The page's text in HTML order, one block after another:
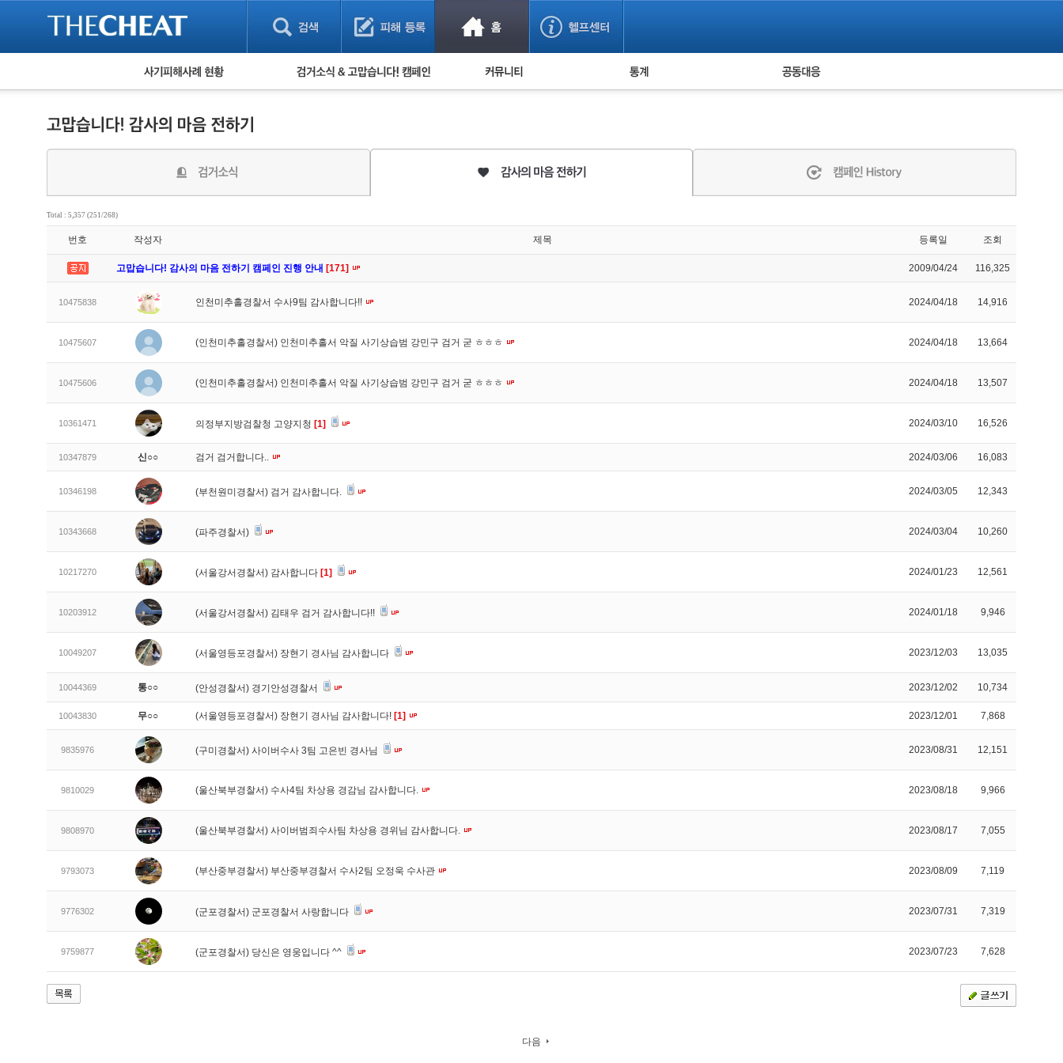
피해사례 현황
게임 · 비실물 피해사례
보이스피싱 피해사례
검거 소식 사기 예방했어요!
사기방지 아이디어
전문가 칼럼
누적 피해사례 통계 피해자 공동대응
Total : 5,357 (251/268)
번호 작성자 제목 등록일 조회
고맙습니다! 감사의 마음 전하기 캠페인 진행 안내 [171] 2009/04/24 116,325
10475838 인천미추홀경찰서 수사9팀 감사합니다!! 2024/04/18 14,916
10475607 (인천미추홀경찰서) 인천미추홀서 악질 사기상습범 강민구 검거 굳 ㅎㅎㅎ 2024/04/18 13,664
10475606 (인천미추홀경찰서) 인천미추홀서 악질 사기상습범 강민구 검거 굳 ㅎㅎㅎ 2024/04/18 13,507
10361471 의정부지방검찰청 고양지청 [1] 2024/03/10 16,526
10347879 신○○ 검거 검거합니다.. 2024/03/06 16,083
10346198 (부천원미경찰서) 검거 감사합니다. 2024/03/05 12,343
10343668 (파주경찰서) 2024/03/04 10,260
10217270 (서울강서경찰서) 감사합니다 [1] 2024/01/23 12,561
10203912 (서울강서경찰서) 김태우 검거 감사합니다!! 2024/01/18 9,946
10049207 (서울영등포경찰서) 장현기 경사님 감사합니다 2023/12/03 13,035
10044369 통○○ (안성경찰서) 경기안성경찰서 2023/12/02 10,734
10043830 무○○ (서울영등포경찰서) 장현기 경사님 감사합니다! [1] 2023/12/01 7,868
9835976 (구미경찰서) 사이버수사 3팀 고은빈 경사님 2023/08/31 12,151
9810029 (울산북부경찰서) 수사4팀 차상용 경감님 감사합니다. 2023/08/18 9,966
9808970 (울산북부경찰서) 사이버범죄수사팀 차상용 경위님 감사합니다. 2023/08/17 7,055
9793073 (부산중부경찰서) 부산중부경찰서 수사2팀 오정욱 수사관 2023/08/09 7,119
9776302 (군포경찰서) 군포경찰서 사랑합니다 2023/07/31 7,319
9759877 (군포경찰서) 당신은 영웅입니다 ^^ 2023/07/23 7,628
다음